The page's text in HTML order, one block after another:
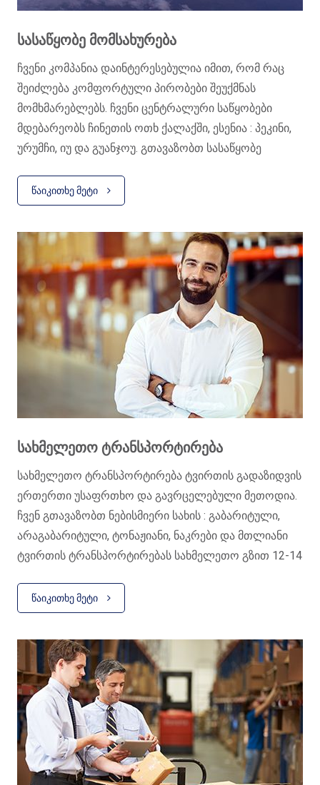
ᲡᲐᲡᲐᲬᲧᲝᲑᲔ ᲛᲝᲛᲡᲐᲮᲣᲠᲔᲑᲐ
ჩვენი კომპანია დაინტერესებულია იმით, რომ რაც
შეიძლება კომფორტული პირობები შეუქმნას
მომხმარებლებს. ჩვენი ცენტრალური საწყობები
მდებარეობს ჩინეთის ოთხ ქალაქში, ესენია : პეკინი,
ურუმჩი, იუ და გუანჯოუ. გთავაზობთ სასაწყობე
შეგიძლიათ შეთანხმებული ვადის განმავლობაში
შეინახოთ ნებისმიერი ტვირთი ჩვენს საწყობში
ᲬᲐᲘᲙᲘᲗᲮᲔ ᲛᲔᲢᲘ
ᲡᲐᲮᲛᲔᲚᲔᲗᲝ ᲢᲠᲐᲜᲡᲞᲝᲠᲢᲘᲠᲔᲑᲐ
სახმელეთო ტრანსპორტირება ტვირთის გადაზიდვის
ერთერთი უსაფრთხო და გავრცელებული მეთოდია.
ჩვენ გთავაზობთ ნებისმიერი სახის : გაბარიტული,
არაგაბარიტული, ტონაჟიანი, ნაკრები და მთლიანი
ტვირთის ტრანსპორტირებას სახმელეთო გზით 12-14
დაგეხმარებიან სასურველი მარშუტის და გადაზიდვის
პირობების შერჩევაში.
P.S. გთხოვთ გაითვალისწინოთ, რომ მითითებულია
ტვირთის ჩამოსვლის სავარაუდო ვადები, რაც ფორს-
მაჟორული სიტუაცების გამო შეიძლება შეიცვალოს.
ᲬᲐᲘᲙᲘᲗᲮᲔ ᲛᲔᲢᲘ